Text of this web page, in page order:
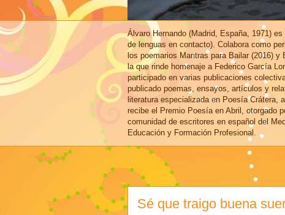
Álvaro Hernando (Madrid, España, 1971)
de lenguas en contacto). Colabora como
los poemarios Mantras para Bailar (2016)
la que rinde homenaje a Federico García
participado en varias publicaciones
publicado poemas, ensayos, artículos y
literatura especializada en Poesía
recibe el Premio Poesía en Abril, otorgado
comunidad de escritores en español del
Educación y Formación Profesional.
Sé que traigo buena